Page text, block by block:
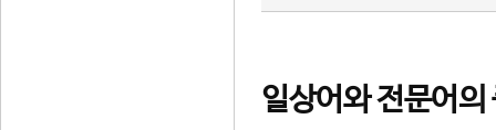
일상어와 전문어의